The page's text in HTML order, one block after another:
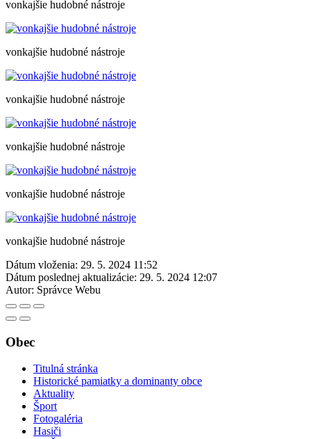
vonkajšie hudobné nástroje
vonkajšie hudobné nástroje
vonkajšie hudobné nástroje
vonkajšie hudobné nástroje
vonkajšie hudobné nástroje
vonkajšie hudobné nástroje
Dátum vloženia: 29. 5. 2024 11:52
Dátum poslednej aktualizácie: 29. 5. 2024 12:07
Autor: Správce Webu
Obec
Titulná stránka
Historické pamiatky a dominanty obce
Aktuality
Šport
Fotogaléria
Hasiči